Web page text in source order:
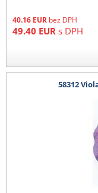
40.16 EUR bez DPH
49.40 EUR s DPH
58312